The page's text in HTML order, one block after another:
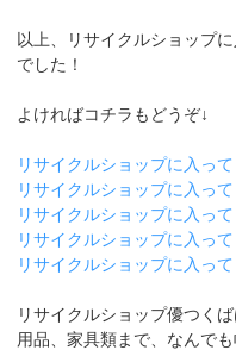
以上、リサイクルショッ
でした！
よければコチラもどうぞ↓
リサイクルショップに入っ
リサイクルショップに入っ
リサイクルショップに入っ
リサイクルショップに入っ
リサイクルショップに入っ
リサイクルショップ優つく
用品、家具類まで、なんで